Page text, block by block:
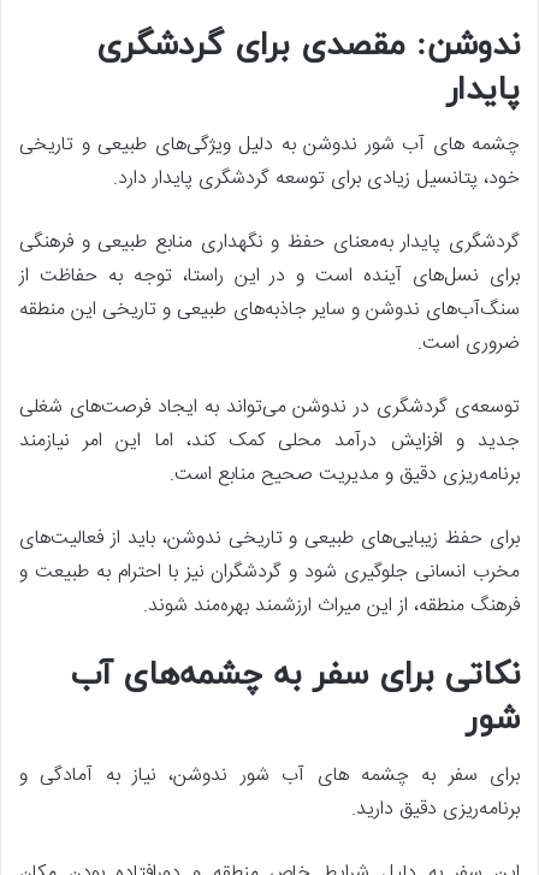
ندوشن: مقصدی برای گردشگری
پایدار
چشمه ‌های آب شور ندوشن به دلیل ویژگی‌های طبیعی و تاریخی
خود، پتانسیل زیادی برای توسعه گردشگری پایدار دارد.
گردشگری پایدار به‌معنای حفظ و نگهداری منابع طبیعی و فرهنگی
برای نسل‌های آینده است و در این راستا، توجه به حفاظت از
سنگ‌آب‌های ندوشن و سایر جاذبه‌های طبیعی و تاریخی این منطقه
ضروری است.
توسعه‌ی گردشگری در ندوشن می‌تواند به ایجاد فرصت‌های شغلی
جدید و افزایش درآمد محلی کمک کند، اما این امر نیازمند
برنامه‌ریزی دقیق و مدیریت صحیح منابع است.
برای حفظ زیبایی‌های طبیعی و تاریخی ندوشن، باید از فعالیت‌های
مخرب انسانی جلوگیری شود و گردشگران نیز با احترام به طبیعت و
فرهنگ منطقه، از این میراث ارزشمند بهره‌مند شوند.
نکاتی برای سفر به چشمه‌های آب
شور
برای سفر به چشمه‌ های آب شور ندوشن، نیاز به آمادگی و
برنامه‌ریزی دقیق دارید.